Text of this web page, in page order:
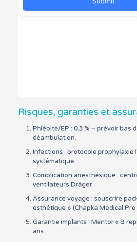
Risques, garanties et
Phlébite/EP : 0,3 % – prévoir bas
déambulation.
Infections : protocole prophylaxie
systématique.
Complication anesthésique :
ventilateurs Dräger.
Assurance voyage : souscrire
esthétique » (Chapka Medical Pro
Garantie implants : Mentor « B
ans.